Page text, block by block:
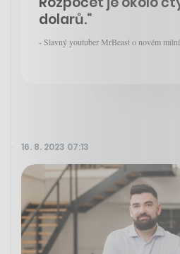
dolarů.“
- Slavný youtuber MrBeast o novém
16. 8. 2023 07:13